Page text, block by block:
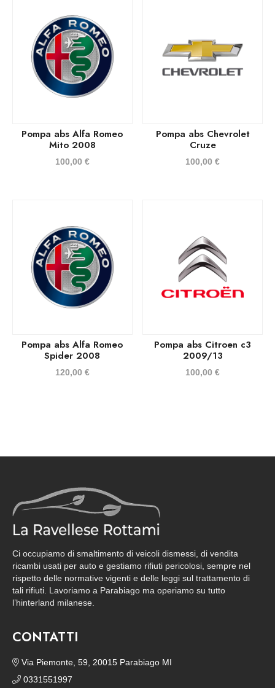
Pompa abs Alfa Romeo
Mito 2008
100,00 €
Pompa abs Chevrolet
Cruze
100,00€
Pompa abs Alfa Romeo
Spider 2008
120,00 €
Pompa abs Citroen c3
2009/13
100,00€
Ci occupiamo di smaltimento di veicoli dismessi, di vendita
ricambi usati per auto e gestiamo rifiuti pericolosi, sempre nel
rispetto delle normative vigenti e delle leggi sul trattamento di
tali rifiuti. Lavoriamo a Parabiago ma operiamo su tutto
l’hinterland milanese.
CONTATTI
Via Piemonte, 59, 20015 Parabiago MI
0331551997